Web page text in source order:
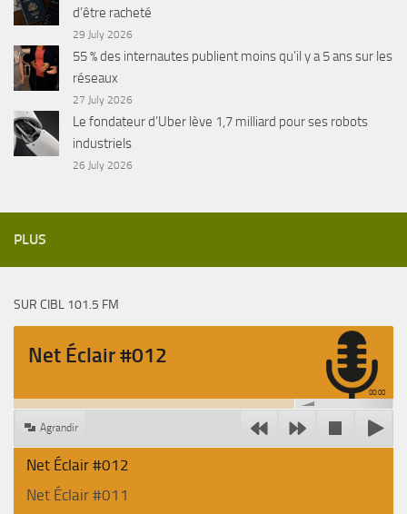
d’être racheté
29 July 2026
55 % des internautes publient moins qu’il y a 5 ans sur les
réseaux
27 July 2026
Le fondateur d’Uber lève 1,7 milliard pour ses robots
industriels
26 July 2026
PLUS
SUR CIBL 101.5 FM
Net Éclair #012
00:00
Agrandir
Net Éclair #012
Net Éclair #011